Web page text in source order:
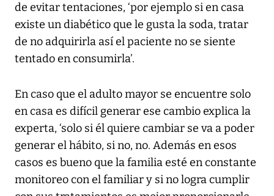
de evitar tentaciones, ‘por ejemplo si en casa
existe un diabético que le gusta la soda, tratar
de no adquirirla así el paciente no se siente
tentado en consumirla’.
En caso que el adulto mayor se encuentre solo
en casa es difícil generar ese cambio explica la
experta, ‘solo si él quiere cambiar se va a poder
generar el hábito, si no, no. Además en esos
casos es bueno que la familia esté en constante
monitoreo con el familiar y si no logra cumplir